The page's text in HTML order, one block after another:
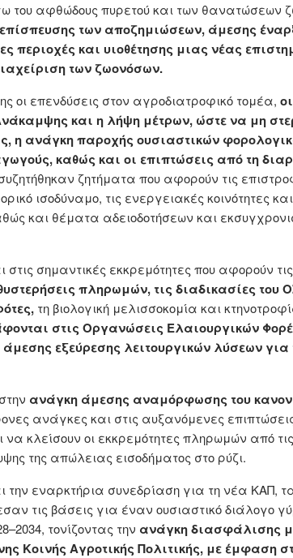
του αφθώδους πυρετού και των θανατώσεων
των αποζημιώσεων, άμεσης
περιοχές και υιοθέτησης μιας νέας
των ζωονόσων.
οι επενδύσεις στον αγροδιατροφικό τομέα,
και η λήψη μέτρων, ώστε να μη
η ανάγκη παροχής ουσιαστικών
καθώς και οι επιπτώσεις από τη
ζητήματα που αφορούν τις
ισοδύναμο, τις ενεργειακές κοινότητες
και θέματα αδειοδοτήσεων και
σημαντικές εκκρεμότητες που αφορούν
πληρωμών, τις διαδικασίες του
τη βιολογική μελισσοκομία και
στις Οργανώσεις Ελαιουργικών
εξεύρεσης λειτουργικών λύσεων
ανάγκη άμεσης αναμόρφωσης του
ανάγκες και στις αυξανόμενες επιπτώσεις
να κλείσουν οι εκκρεμότητες πληρωμών από
της απώλειας εισοδήματος στο ρύζι.
εναρκτήρια συνεδρίαση για τη νέα ΚΑΠ, τα
τις βάσεις για έναν ουσιαστικό διάλογο
τονίζοντας την ανάγκη διασφάλισης
Κοινής Αγροτικής Πολιτικής, με έμφαση